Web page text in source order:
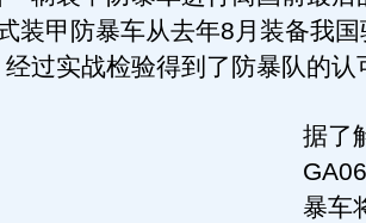
装甲防暴车从去年8月装备我
过实战检验得到了防暴队的认
据了
暴车